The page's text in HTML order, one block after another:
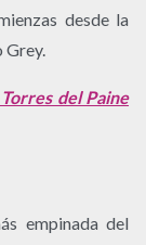
desde la
del Paine
empinada del